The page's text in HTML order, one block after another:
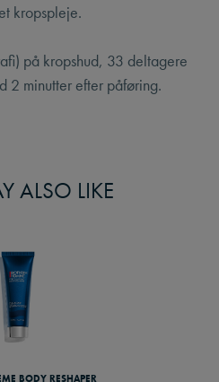
kropspleje.
på kropshud, 33 deltagere
2 minutter efter påføring.
ALSO LIKE
BODY RESHAPER